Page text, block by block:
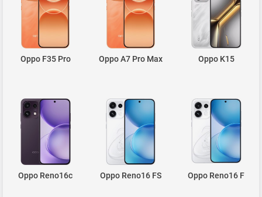
Oppo F35 Pro Oppo A7 Pro Max Oppo K15
Oppo Reno16c Oppo Reno16 FS Oppo Reno16 F